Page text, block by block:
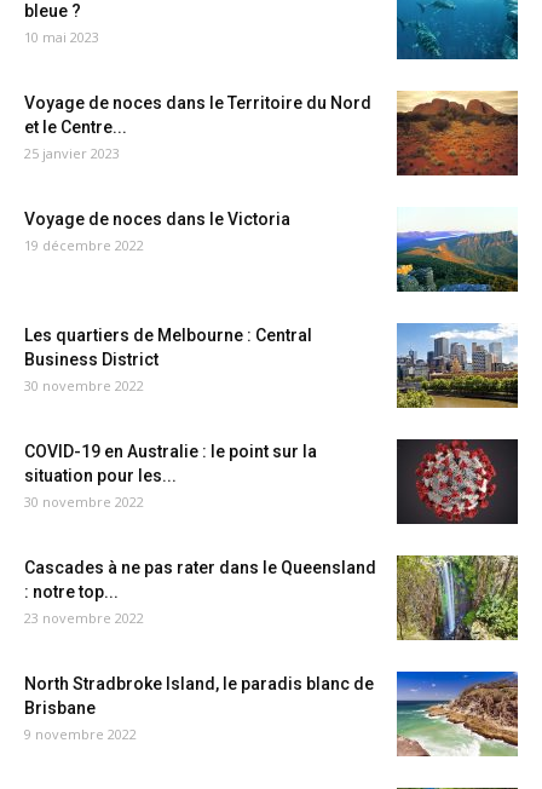
bleue ?
10 mai 2023
Voyage de noces dans le Territoire du Nord
et le Centre...
25 janvier 2023
Voyage de noces dans le Victoria
19 décembre 2022
Les quartiers de Melbourne : Central
Business District
30 novembre 2022
COVID-19 en Australie : le point sur la
situation pour les...
30 novembre 2022
Cascades à ne pas rater dans le Queensland
: notre top...
23 novembre 2022
North Stradbroke Island, le paradis blanc de
Brisbane
9 novembre 2022